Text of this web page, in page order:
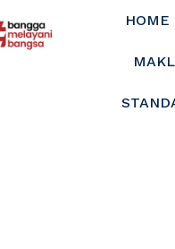
HOME